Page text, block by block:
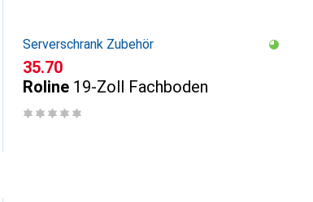
Serverschrank Zubehör
CHF
35.70
Roline 19-Zoll Fachboden